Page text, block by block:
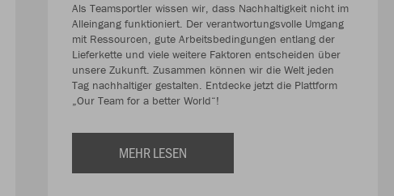
Als Teamsportler wissen wir, dass Nachhaltigkeit nicht im
Alleingang funktioniert. Der verantwortungsvolle Umgang
mit Ressourcen, gute Arbeitsbedingungen entlang der
Lieferkette und viele weitere Faktoren entscheiden über
unsere Zukunft. Zusammen können wir die Welt jeden
Tag nachhaltiger gestalten. Entdecke jetzt die Plattform
„Our Team for a better World“!
MEHR LESEN